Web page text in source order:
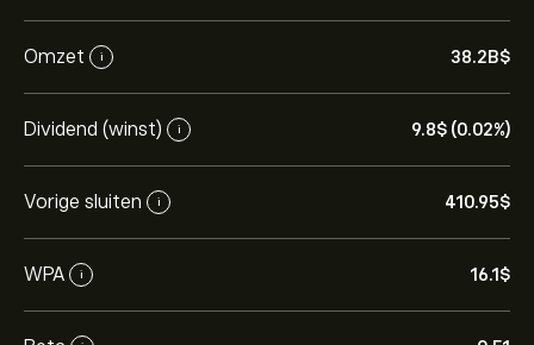
Omzet i 38.2B‎$‎
Dividend (winst) i 9.8‎$‎ (0.02%)
Vorige sluiten i 410.95‎$‎
WPA i 16.1‎$‎